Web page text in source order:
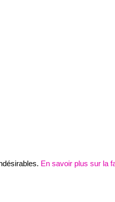
En savoir plus sur la